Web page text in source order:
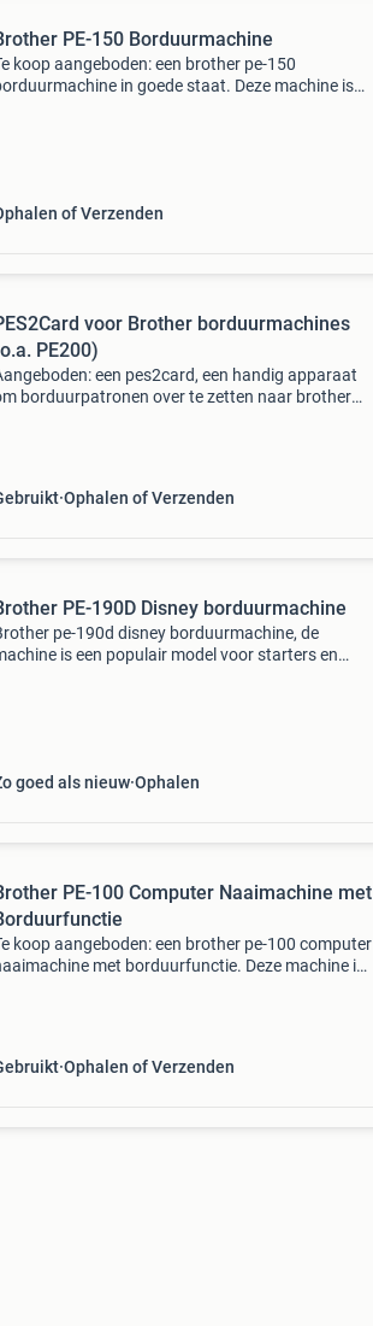
PE-150 Borduurmachine
koop aangeboden: een brother pe-150
in goede staat. Deze machine is
of Verzenden
voor Brother borduurmachines
PE200)
een pes2card, een handig apparaat
borduurpatronen over te zetten naar brother
Ophalen of Verzenden
PE-190D Disney borduurmachine
pe-190d disney borduurmachine, de
is een populair model voor starters en
goed als nieuw Ophalen
PE-100 Computer Naaimachine met
koop aangeboden: een brother pe-100 computer
met borduurfunctie. Deze machine is
Ophalen of Verzenden